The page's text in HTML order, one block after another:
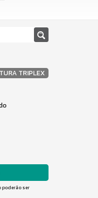
TRIPLEX
poderão ser